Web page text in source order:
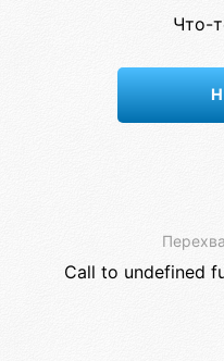
Что-
Call to undefined